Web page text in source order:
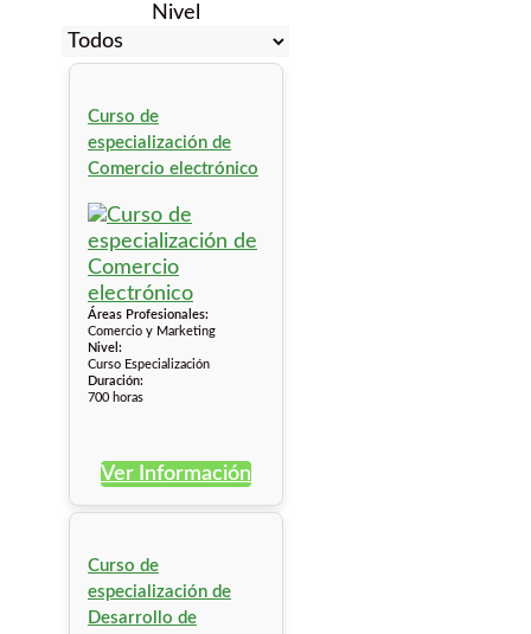
Nivel
Curso de
especialización de
Comercio electrónico
Áreas Profesionales:
Comercio y Marketing
Nivel:
Curso Especialización
Duración:
700 horas
Ver Información
Curso de
especialización de
Desarrollo de